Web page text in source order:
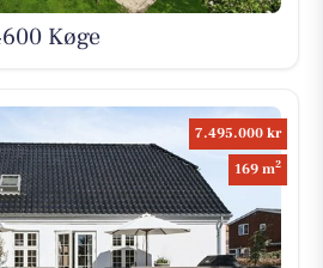
Køge
7.495.000 kr
169 m2